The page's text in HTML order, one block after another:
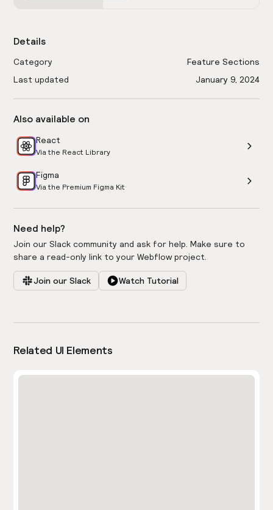
Details
Category
Feature Sections
Last updated
January 9, 2024
Also available on
React
Via the React Library
Figma
Via the Premium Figma Kit
Need help?
Join our Slack community and ask for help. Make sure to
share a read-only link to your Webflow project.
Join our Slack Watch Tutorial
Related UI Elements